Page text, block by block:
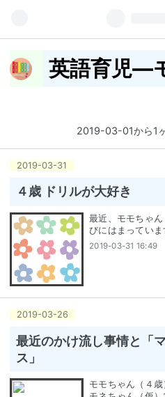
英語育児―
2019-03-01から1
2019-03-31
４歳 ドリルが大好き
最近、モモちゃ
びにはまってい
2019-03-31 16:49
2019-03-26
最近のかけ流し事情と「
ス」
モモちゃん（４歳